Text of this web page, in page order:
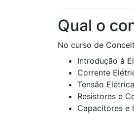
Qual o
No curso de
Introdução à
Corrente
Tensão
Resistores e
Capacitores e